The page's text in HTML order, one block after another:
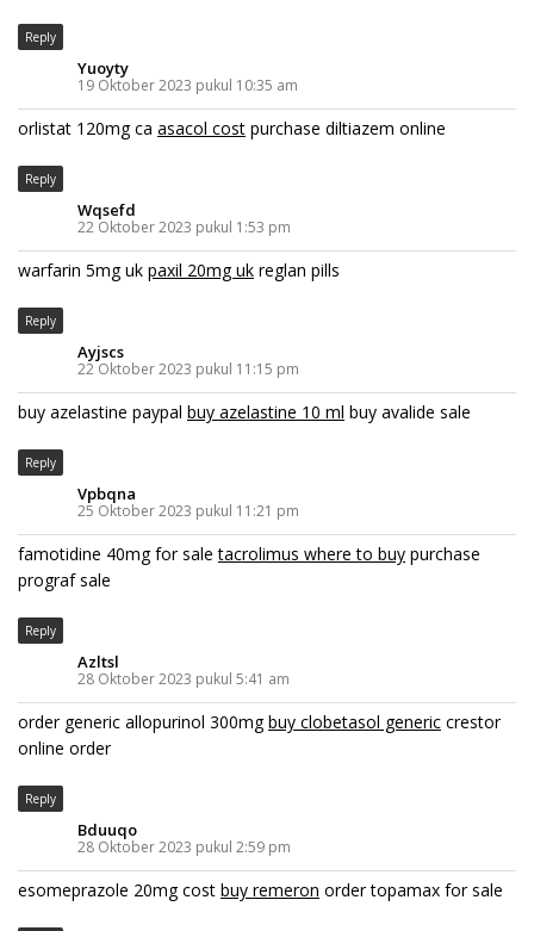
Reply
Yuoyty
19 Oktober 2023 pukul 10:35 am
orlistat 120mg ca asacol cost purchase diltiazem online
Reply
Wqsefd
22 Oktober 2023 pukul 1:53 pm
warfarin 5mg uk paxil 20mg uk reglan pills
Reply
Ayjscs
22 Oktober 2023 pukul 11:15 pm
buy azelastine paypal buy azelastine 10 ml buy avalide sale
Reply
Vpbqna
25 Oktober 2023 pukul 11:21 pm
famotidine 40mg for saletacrolimus where to buy purchase
prograf sale
Reply
Azltsl
28 Oktober 2023 pukul 5:41 am
order generic allopurinol 300mgbuy clobetasol generic crestor
online order
Reply
Bduuqo
28 Oktober 2023 pukul 2:59 pm
esomeprazole 20mg cost buy remeron order topamax for sale